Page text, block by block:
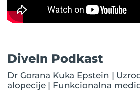
DiveIn Podkast
Dr Gorana Kuka Epstein |
alopecije | Funkcionalna